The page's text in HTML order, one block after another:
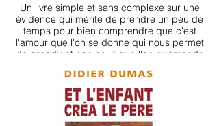
Un livre simple et sans complexe sur une
évidence qui mérite de prendre un peu de
temps pour bien comprendre que c'est
l'amour que l'on se donne qui nous permet
de grandir et non celui que l'on quémande